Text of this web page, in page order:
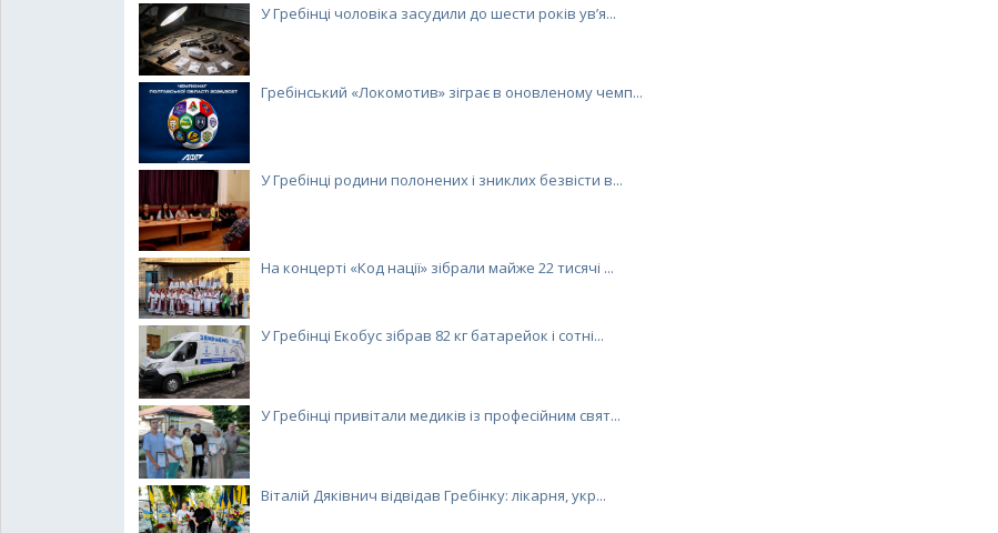
У Гребінці чоловіка засудили до шести років ув’я...
Гребінський «Локомотив» зіграє в оновленому чемп...
У Гребінці родини полонених і зниклих безвісти в...
На концерті «Код нації» зібрали майже 22 тисячі ...
У Гребінці Екобус зібрав 82 кг батарейок і сотні...
У Гребінці привітали медиків із професійним свят...
Віталій Дяківнич відвідав Гребінку: лікарня, укр...